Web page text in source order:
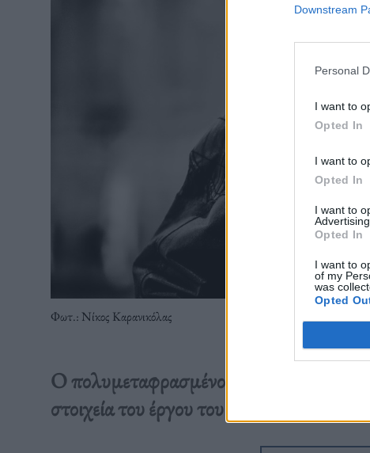
Downstream
Personal
I want to
Opted In
I want to
Opted In
I want to
Advertising.
Opted In
I want to
of my
was
Opted
Φωτ.: Νίκος Καρανικόλας
Ο πολυμεταφρασμένος και
στοιχεία του έργου του αλλά και της